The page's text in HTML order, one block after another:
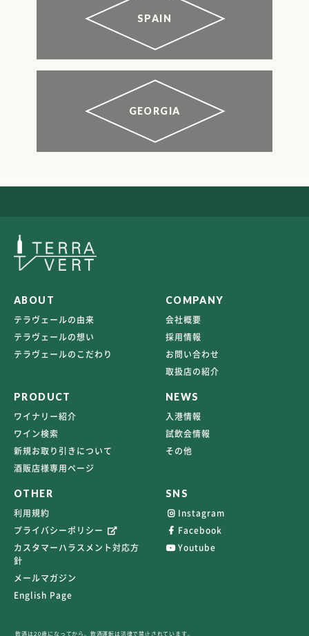
SPAIN
GEORGIA
ABOUT
テラヴェールの由来
テラヴェールの想い
テラヴェールのこだわり
COMPANY
会社概要
採用情報
お問い合わせ
取扱店の紹介
PRODUCT
ワイナリー紹介
ワイン検索
新規お取り引きについて
酒販店様専用ページ
NEWS
入港情報
試飲会情報
その他
OTHER
利用規約
プライバシーポリシー
カスタマーハラスメント対応方
針
メールマガジン
English Page
SNS
Instagram
Facebook
Youtube
飲酒は20歳になってから。飲酒運転は法律で禁止されています。